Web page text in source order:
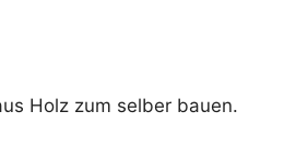
Holz zum selber bauen.